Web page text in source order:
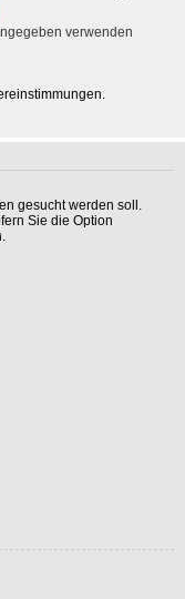
verwenden
gesucht werden soll.
Sie die Option